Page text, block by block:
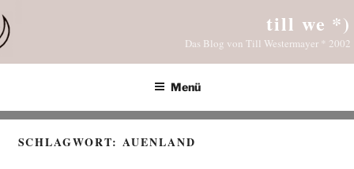
Inhalt
springen
till we *)
Das Blog von Till Westermayer * 2002
Menü
SCHLAGWORT:AUENLAND